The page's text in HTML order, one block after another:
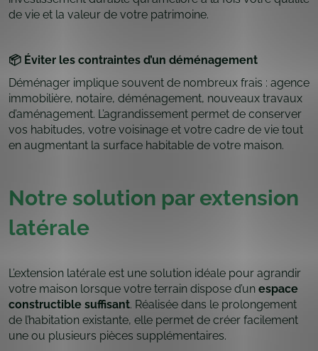
de vie et la valeur de votre patrimoine.
📦 Éviter les contraintes d’un déménagement
Déménager implique souvent de nombreux frais : agence
immobilière, notaire, déménagement, nouveaux travaux
d’aménagement. L’agrandissement permet de conserver
vos habitudes, votre voisinage et votre cadre de vie tout
en augmentant la surface habitable de votre maison.
Notre solution par extension
latérale
L’extension latérale est une solution idéale pour agrandir
votre maison lorsque votre terrain dispose d’un espace
constructible suffisant. Réalisée dans le prolongement
de l’habitation existante, elle permet de créer facilement
une ou plusieurs pièces supplémentaires.